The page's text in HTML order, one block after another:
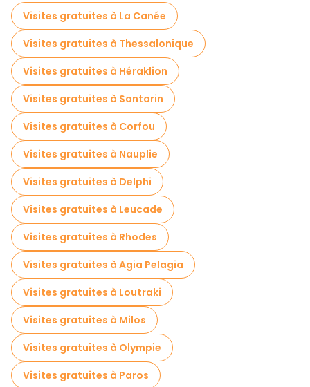
Visites autoguidées en Athènes
Jeux d'évasion en Athènes
Croisières en Athènes
Musées en Athènes
Visite gratuite de la vieille ville à Athènes
Visites de marchés en Athènes
Visites de dégustation locales à Athènes
Excursions d'une journée gratuites à Athènes
Visites nocturnes gratuites à Athènes
Tours à vélo à Athènes
Visites gastronomiques à Athènes
Visites gratuites à proximité Acropolis of Athens
Visites gratuites à La Canée
Visites gratuites à Thessalonique
Visites gratuites à Héraklion
Visites gratuites à Santorin
Visites gratuites à Corfou
Visites gratuites à Nauplie
Visites gratuites à Delphi
Visites gratuites à Leucade
Visites gratuites à Rhodes
Visites gratuites à Agia Pelagia
Visites gratuites à Loutraki
Visites gratuites à Milos
Visites gratuites à Olympie
Visites gratuites à Paros